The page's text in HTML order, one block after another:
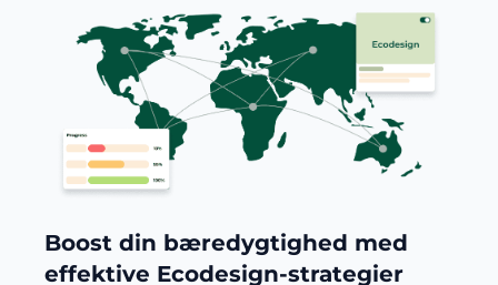
Boost din bæredygtighed med
effektive Ecodesign-strategier